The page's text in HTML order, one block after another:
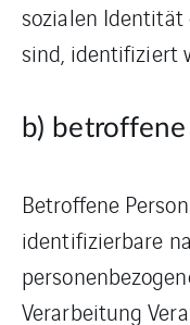
sozialen
sind, identifiziert
b) betroffene
Betroffene
identifizierbare
Verarbeitung